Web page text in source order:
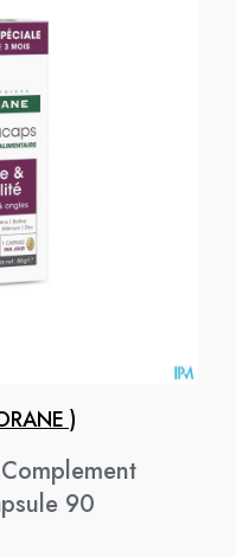
)
90